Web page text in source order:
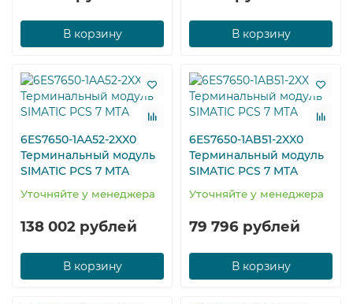
В корзину В корзину
6ES7650-1AA52-2XX0
Терминальный модуль
SIMATIC PCS 7 MTA
Уточняйте у менеджера
138 002 рублей
В корзину
6ES7650-1AB51-2XX0
Терминальный модуль
SIMATIC PCS 7 MTA
Уточняйте у менеджера
79 796 рублей
В корзину